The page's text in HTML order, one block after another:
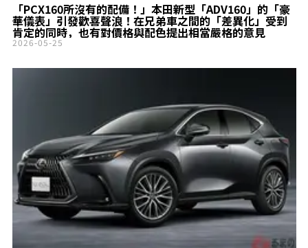
「PCX160所沒有的配備！」本田新型「ADV160」的「豪
華儀表」引發歡喜聲浪！在兄弟車之間的「差異化」受到
肯定的同時，也有對價格與配色提出相當嚴格的意見
2026-05-25